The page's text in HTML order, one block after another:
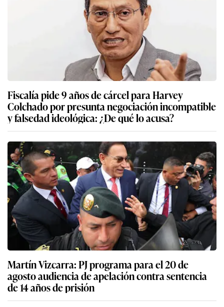
Fiscalía pide 9 años de cárcel para Harvey
Colchado por presunta negociación incompatible
y falsedad ideológica: ¿De qué lo acusa?
Martín Vizcarra: PJ programa para el 20 de
agosto audiencia de apelación contra sentencia
de 14 años de prisión